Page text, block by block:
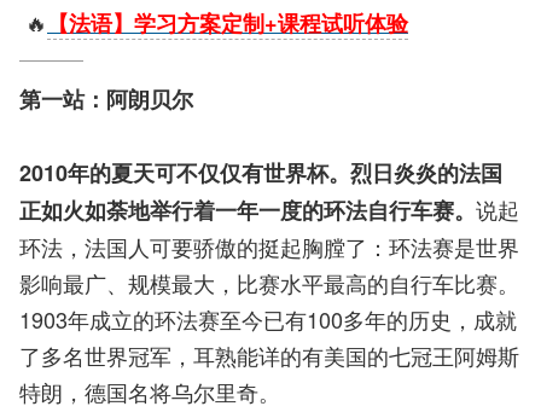
🔥 【法语】学习方案定制+课程试听体验
第一站：阿朗贝尔
2010年的夏天可不仅仅有世界杯。烈日炎炎的法国
正如火如荼地举行着一年一度的环法自行车赛。 说起
环法，法国人可要骄傲的挺起胸膛了：环法赛是世界
影响最广、规模最大，比赛水平最高的自行车比赛。
1903年成立的环法赛至今已有100多年的历史，成就
了多名世界冠军，耳熟能详的有美国的七冠王阿姆斯
特朗，德国名将乌尔里奇。